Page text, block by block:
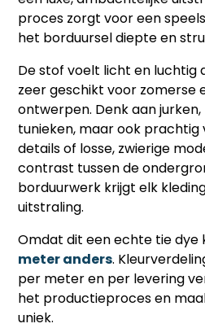
proces zorgt voor een
het borduursel diepte en
De stof voelt licht en luchtig
zeer geschikt voor zomerse
ontwerpen. Denk aan
tunieken, maar ook
details of losse, zwierige
contrast tussen de
borduurwerk krijgt elk
uitstraling.
Omdat dit een echte tie dye
meter anders.
per meter en per levering
het productieproces en
uniek.